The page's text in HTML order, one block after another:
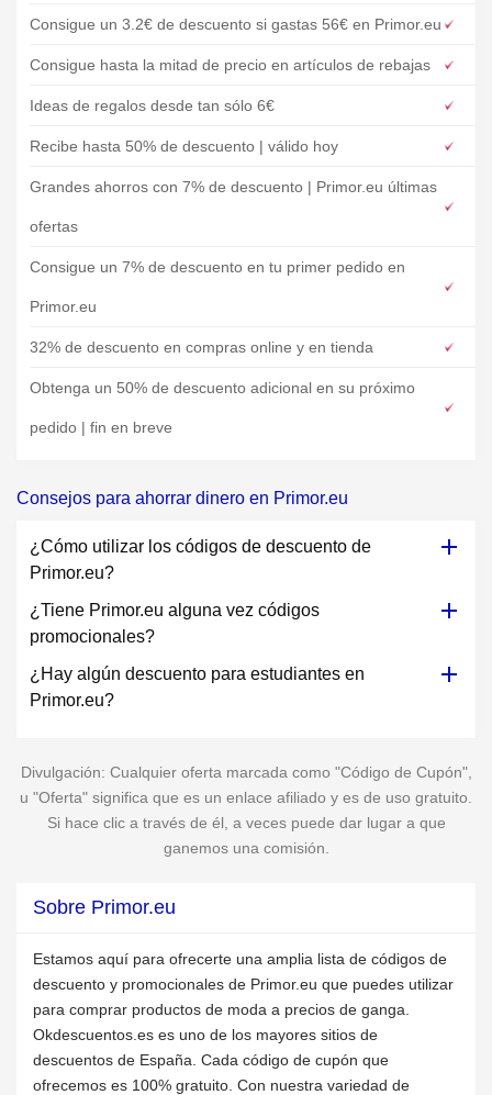
Consigue un 3.2€ de descuento si gastas 56€ en Primor.eu
Consigue hasta la mitad de precio en artículos de rebajas
Ideas de regalos desde tan sólo 6€
Recibe hasta 50% de descuento | válido hoy
Grandes ahorros con 7% de descuento | Primor.eu últimas
ofertas
Consigue un 7% de descuento en tu primer pedido en
Primor.eu
32% de descuento en compras online y en tienda
Obtenga un 50% de descuento adicional en su próximo
pedido | fin en breve
Consejos para ahorrar dinero en Primor.eu
¿Cómo utilizar los códigos de descuento de
Primor.eu?
¿Tiene Primor.eu alguna vez códigos
promocionales?
¿Hay algún descuento para estudiantes en
Primor.eu?
Divulgación: Cualquier oferta marcada como "Código de Cupón",
u "Oferta" significa que es un enlace afiliado y es de uso gratuito.
Si hace clic a través de él, a veces puede dar lugar a que
ganemos una comisión.
Sobre Primor.eu
Estamos aquí para ofrecerte una amplia lista de códigos de
descuento y promocionales de Primor.eu que puedes utilizar
para comprar productos de moda a precios de ganga.
Okdescuentos.es es uno de los mayores sitios de
descuentos de España. Cada código de cupón que
ofrecemos es 100% gratuito. Con nuestra variedad de